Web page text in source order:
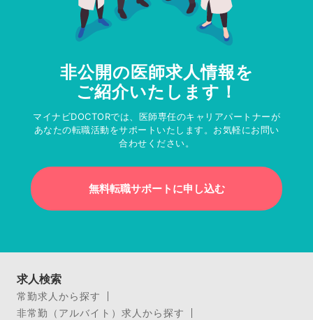
非公開の医師求人情報を
ご紹介いたします！
マイナビDOCTORでは、医師専任のキャリアパートナーが
あなたの転職活動をサポートいたします。お気軽にお問い
合わせください。
無料転職サポートに申し込む
求人検索
常勤求人から探す
非常勤（アルバイト）求人から探す